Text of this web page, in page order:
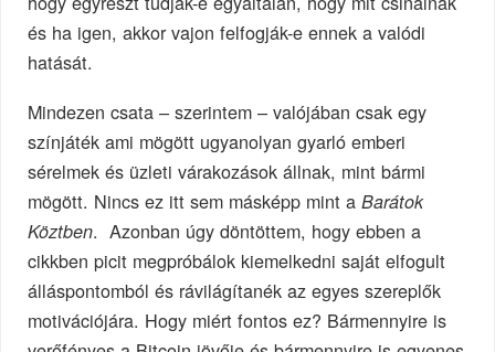
és ha igen, akkor vajon felfogják-e ennek a valódi
hatását.
Mindezen csata – szerintem – valójában csak egy
színjáték ami mögött ugyanolyan gyarló emberi
sérelmek és üzleti várakozások állnak, mint bármi
mögött. Nincs ez itt sem másképp mint aBarátok
Köztben. Azonban úgy döntöttem, hogy ebben a
cikkben picit megpróbálok kiemelkedni saját elfogult
álláspontomból és rávilágítanék az egyes szereplők
motivációjára. Hogy miért fontos ez? Bármennyire is